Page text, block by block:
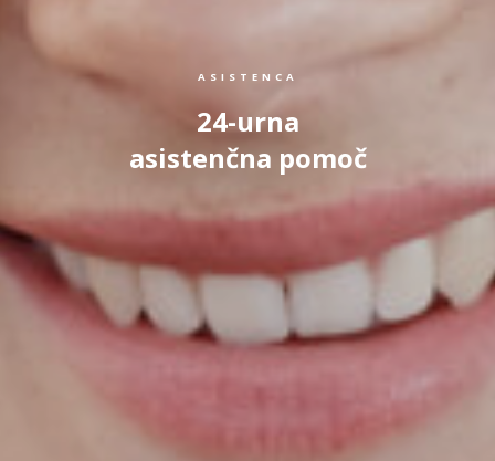
ASISTENCA
24-urna
asistenčna pomoč